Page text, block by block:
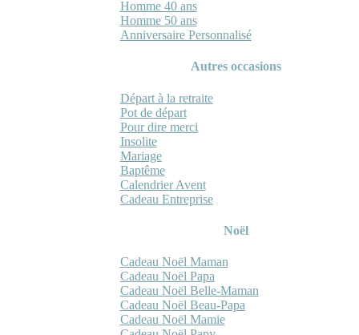
Homme 40 ans
Homme 50 ans
Anniversaire Personnalisé
Autres occasions
Départ à la retraite
Pot de départ
Pour dire merci
Insolite
Mariage
Baptême
Calendrier Avent
Cadeau Entreprise
Noël
Cadeau Noël Maman
Cadeau Noël Papa
Cadeau Noël Belle-Maman
Cadeau Noël Beau-Papa
Cadeau Noël Mamie